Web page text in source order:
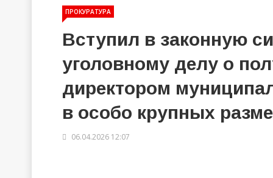
ПРОКУРАТУРА
Вступил в законную
уголовному делу о
директором
в особо крупных
06.04.2026 12:07